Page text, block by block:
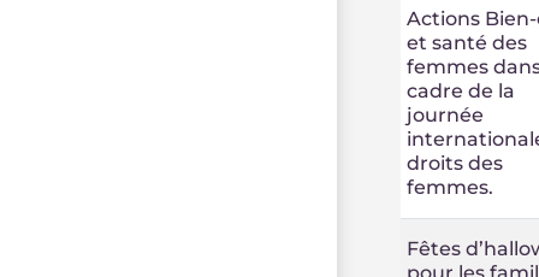
Actions
et santé des
femmes
cadre de la
journée
droits des
femmes.
Fêtes